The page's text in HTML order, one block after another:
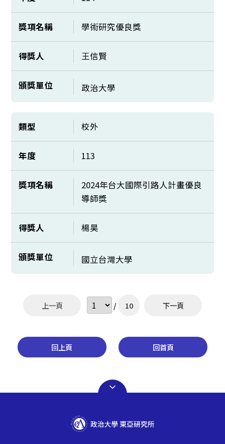
獎項名稱 學術研究優良獎
得獎人 王信賢
頒獎單位 政治大學
類型 校外
年度 113
獎項名稱
2024年台大國際引路人計畫優良
導師獎
得獎人 楊昊
頒獎單位 國立台灣大學
上一頁 / 10 下一頁
回上頁 回首頁